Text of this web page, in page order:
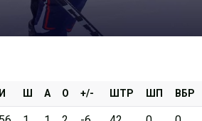
Реактор
Сибирские Cнайперы
Спутник Ал
И Ш А О +/- ШТР ШП ВБР